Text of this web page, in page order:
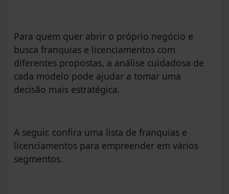
Para quem quer abrir o próprio negócio e
busca franquias e licenciamentos com
diferentes propostas, a análise cuidadosa de
cada modelo pode ajudar a tomar uma
decisão mais estratégica.
A seguir, confira uma lista de franquias e
licenciamentos para empreender em vários
segmentos.